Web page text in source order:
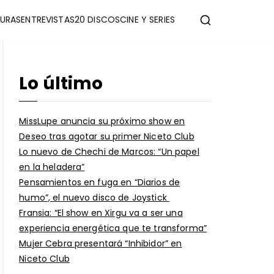
ENTREVISTAS20 DISCOSCINE Y SERIES
Lo último
MissLupe anuncia su próximo show en
Deseo tras agotar su primer Niceto Club
Lo nuevo de Chechi de Marcos: “Un papel
en la heladera”
Pensamientos en fuga en “Diarios de
humo”, el nuevo disco de Joystick
Fransia: “El show en Xirgu va a ser una
experiencia energética que te transforma”
Mujer Cebra presentará “Inhibidor” en
Niceto Club